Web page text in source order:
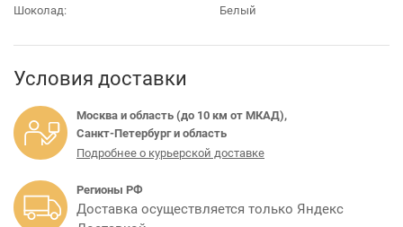
Шоколад:
Белый
Условия доставки
Москва и область (до 10 км от МКАД),
Санкт-Петербург и область
Подробнее о курьерской доставке
Регионы РФ
Доставка осуществляется только Яндекс